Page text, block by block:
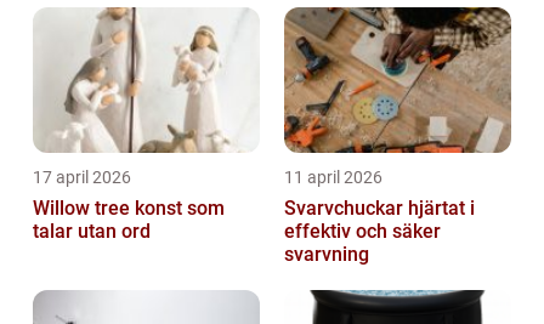
17 april 2026
Willow tree konst som
talar utan ord
11 april 2026
Svarvchuckar hjärtat i
effektiv och säker
svarvning